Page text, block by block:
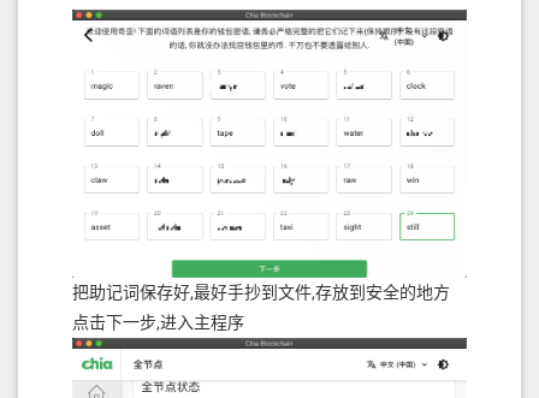
把助记词保存好,最好手抄到文件,存放到安全的地方
点击下一步,进入主程序